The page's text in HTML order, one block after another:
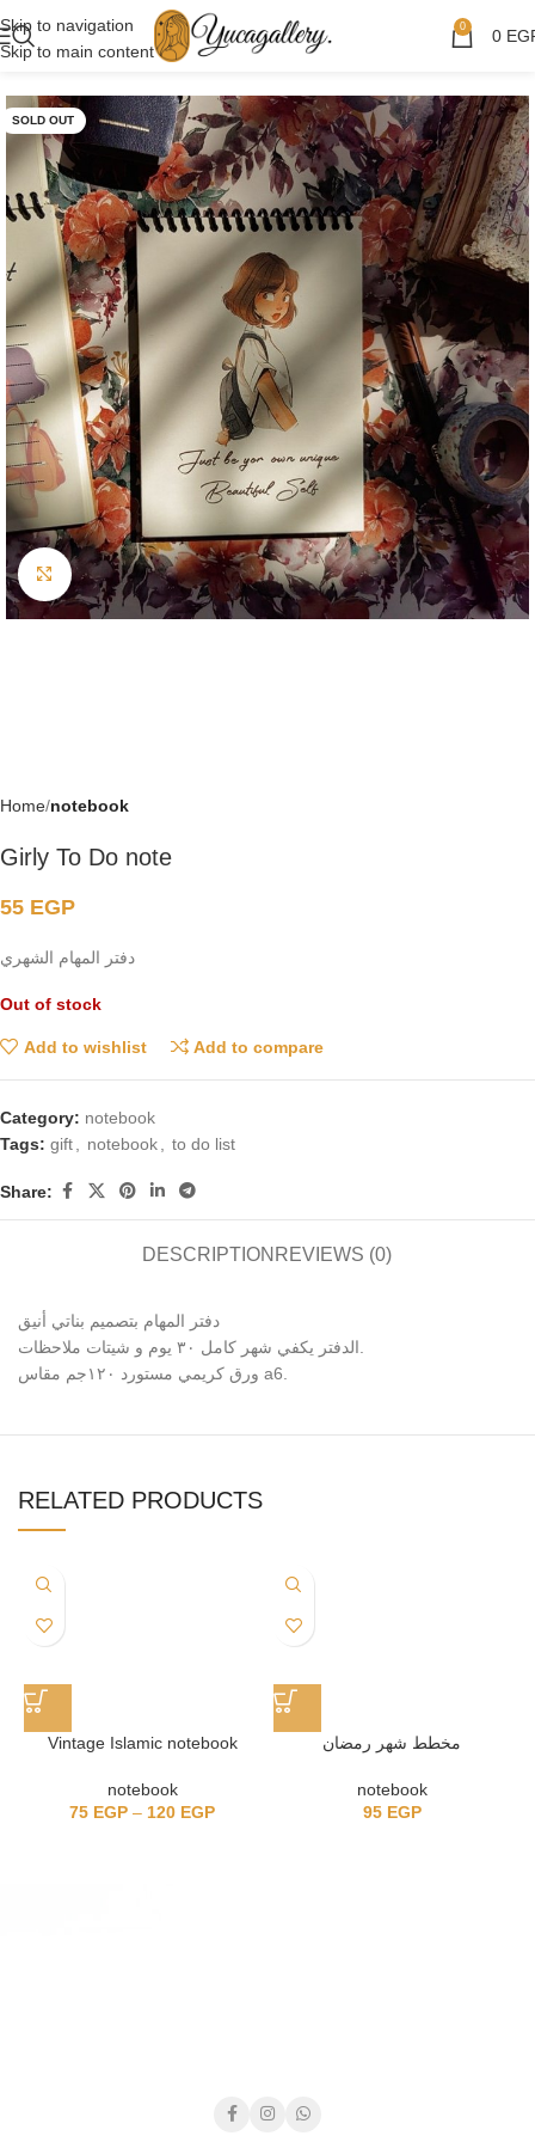
Skip to navigation
Skip to main content
0 0
SOLD OUT
Click to enlarge
Home notebook
Girly To Do note
55 EGP
دفتر المهام الشهري
Out of stock
Add to wishlist Add to compare
Category: notebook
Tags: gift, notebook, to do list
Share:
DESCRIPTION REVIEWS (0)
دفتر المهام بتصميم بناتي أنيق
الدفتر يكفي شهر كامل ٣٠ يوم و شيتات ملاحظات.
ورق كريمي مستورد ١٢٠جم مقاس a6.
RELATED PRODUCTS
Vintage Islamic notebook
notebook
75 EGP – 120 EGP
مخطط شهر رمضان
notebook
95 EGP